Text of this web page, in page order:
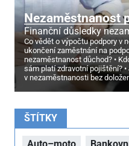
Nezaměstnanost
Finanční důsledky
Co vědět o výpočtu podpory v
ukončení zaměstnání na
nezaměstnanost důchod?
sám platí zdravotní pojištění?
v nezaměstnanosti bez
ŠTÍTKY